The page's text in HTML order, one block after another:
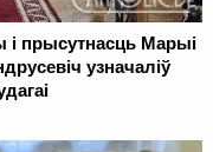
і прысутнасць Марыі
узначаліў